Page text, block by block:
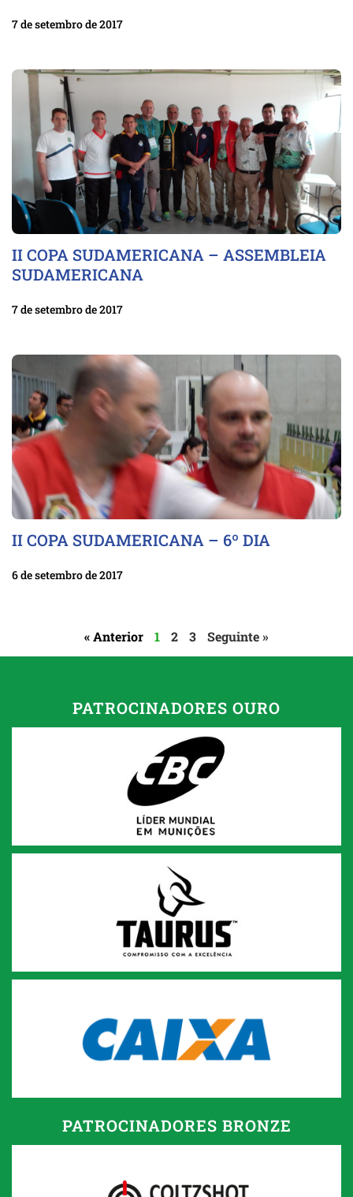
7 de setembro de 2017
II COPA SUDAMERICANA – ASSEMBLEIA
SUDAMERICANA
7 de setembro de 2017
II COPA SUDAMERICANA – 6º DIA
6 de setembro de 2017
« Anterior 1 2 3 Seguinte »
PATROCINADORES OURO
PATROCINADORES BRONZE